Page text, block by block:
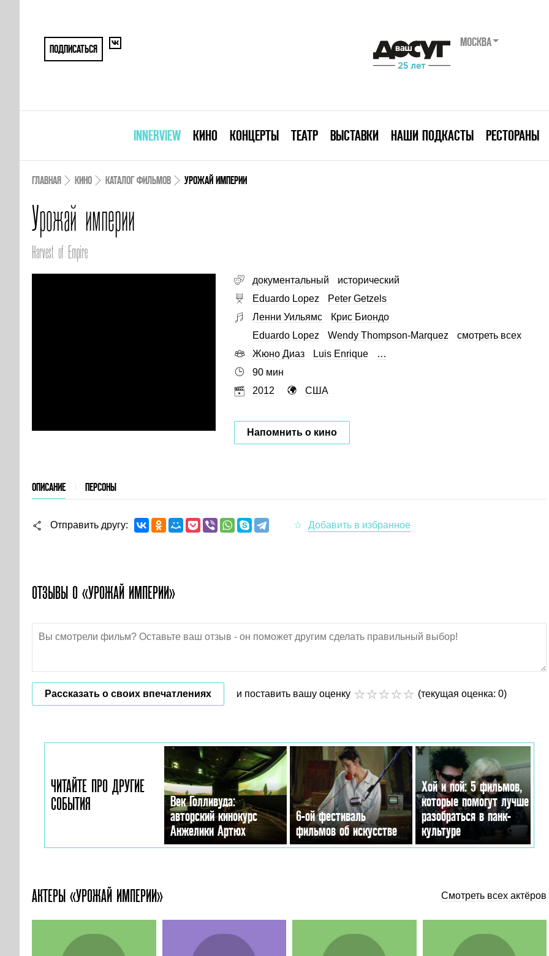
ПОДПИСАТЬСЯ
МОСКВА
INNERVIEW КИНО КОНЦЕРТЫ ТЕАТР ВЫСТАВКИ НАШИ ПОДКАСТЫ РЕСТОРАНЫ
ГЛАВНАЯ КИНО КАТАЛОГ ФИЛЬМОВ УРОЖАЙ ИМПЕРИИ
Урожай империи
Harvest of Empire
документальный
исторический
Eduardo Lopez
Peter Getzels
Ленни Уильямс
Крис Биондо
Eduardo Lopez
Wendy Thompson-Marquez
смотреть всех
Жюно Диаз
Luis Enrique
…
90 мин
2012
США
Напомнить о кино
ОПИСАНИЕ ПЕРСОНЫ
Отправить другу
ОТЗЫВЫ О «УРОЖАЙ ИМПЕРИИ»
Рассказать о своих впечатлениях и поставить вашу оценку (текущая оценка: 0)
ЧИТАЙТЕ ПРО ДРУГИЕ
СОБЫТИЯ
Век Голливуда:
авторский кинокурс
Анжелики Артюх
6-ой фестиваль
фильмов об искусстве
Хой и пой: 5 фильмов,
которые помогут лучше
разобраться в панк-
культуре
АКТЕРЫ «УРОЖАЙ ИМПЕРИИ» Смотреть всех актёров